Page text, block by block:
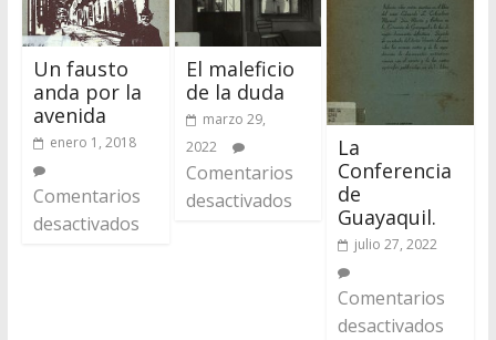
Un fausto
anda por la
avenida
enero 1, 2018
Comentarios
desactivados
El maleficio
de la duda
marzo 29,
2022
Comentarios
desactivados
La
Conferencia
de
Guayaquil.
julio 27, 2022
Comentarios
desactivados